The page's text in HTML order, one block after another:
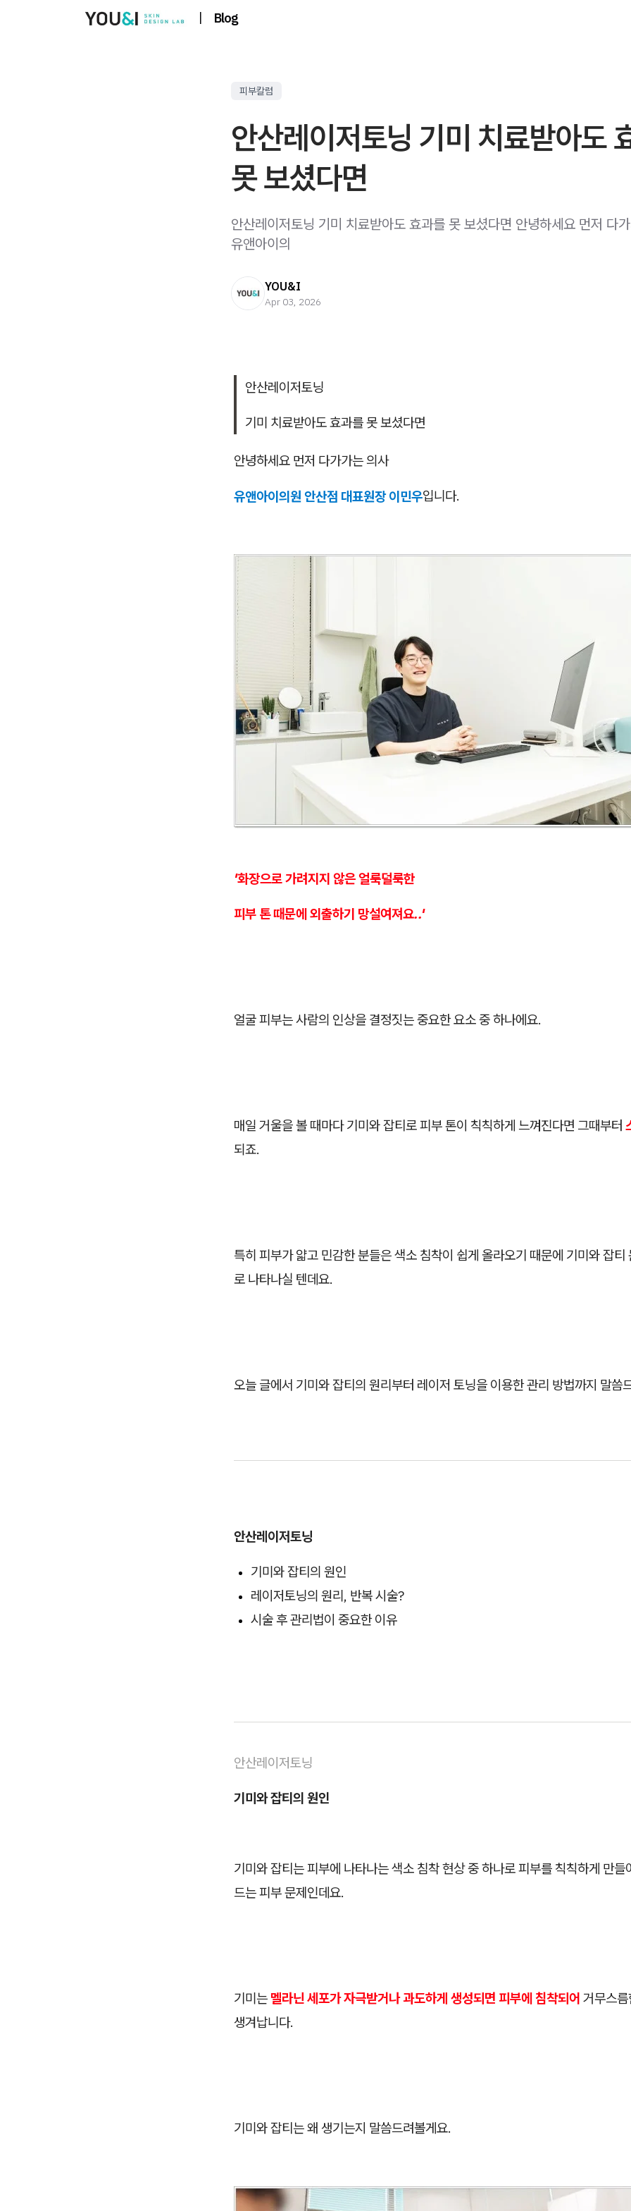
| Blog
피부칼럼
안산레이저토닝 기미 치료받아도
못 보셨다면
안산레이저토닝 기미 치료받아도 효과를 못 보셨다면 안녕하세요 먼저 다
유앤아이의
YOU&I
Apr 03, 2026
안산레이저토닝
기미 치료받아도 효과를 못 보셨다면
안녕하세요 먼저 다가가는 의사
유앤아이의원 안산점 대표원장 이민우입니다.
'화장으로 가려지지 않은 얼룩덜룩한
피부 톤 때문에 외출하기 망설여져요..'
얼굴 피부는 사람의 인상을 결정짓는 중요한 요소 중 하나에요.
매일 거울을 볼 때마다 기미와 잡티로 피부 톤이 칙칙하게 느껴진다면 그때부터
되죠.
특히 피부가 얇고 민감한 분들은 색소 침착이 쉽게 올라오기 때문에 기미와 잡티
로 나타나실 텐데요.
오늘 글에서 기미와 잡티의 원리부터 레이저 토닝을 이용한 관리 방법까지 말씀
안산레이저토닝
기미와 잡티의 원인
레이저토닝의 원리, 반복 시술?
시술 후 관리법이 중요한 이유
안산레이저토닝
기미와 잡티의 원인
기미와 잡티는 피부에 나타나는 색소 침착 현상 중 하나로 피부를 칙칙하게 만들
드는 피부 문제인데요.
기미는 멜라닌 세포가 자극받거나 과도하게 생성되면 피부에 침착되어 거무스
생겨납니다.
기미와 잡티는 왜 생기는지 말씀드려볼게요.